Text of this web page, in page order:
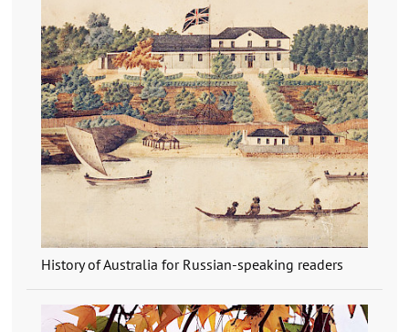
History of Australia for Russian-speaking readers